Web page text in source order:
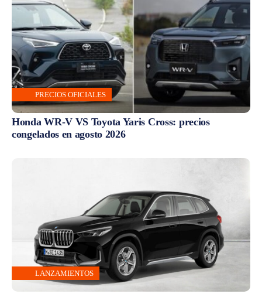
PRECIOS OFICIALES
Honda WR-V VS Toyota Yaris Cross: precios
congelados en agosto 2026
LANZAMIENTOS